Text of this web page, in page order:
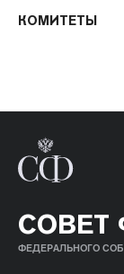
КОМИТЕТЫ
СОВЕТ
ФЕДЕРАЛЬНОГО